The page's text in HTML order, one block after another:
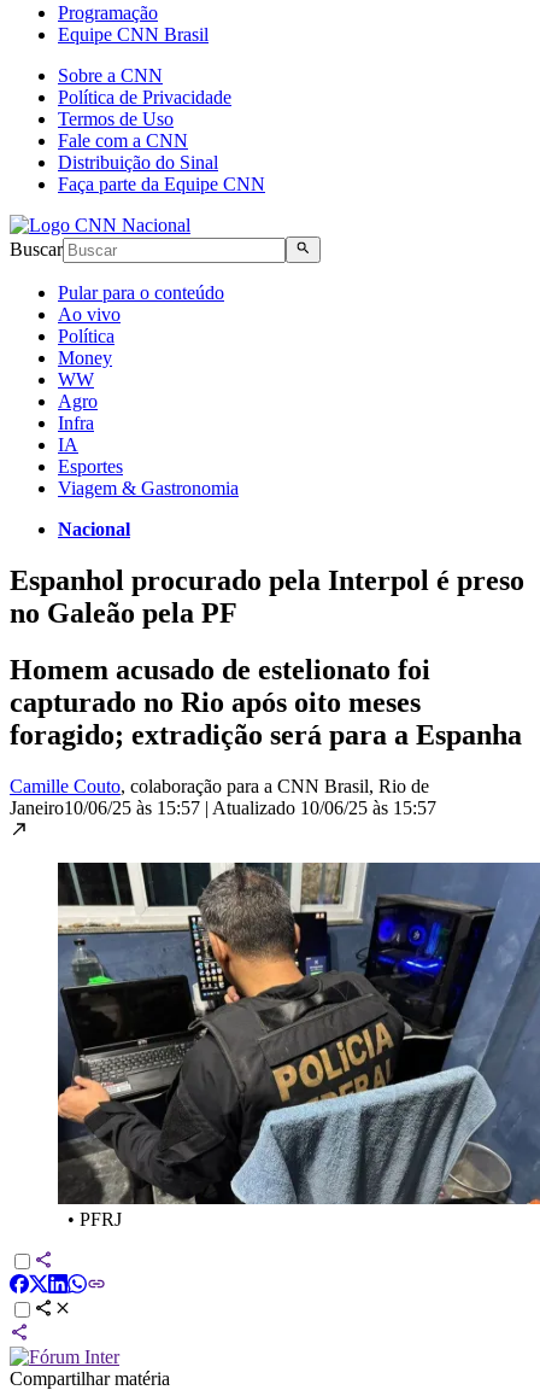
Programação
Equipe CNN Brasil
Sobre a CNN
Política de Privacidade
Termos de Uso
Fale com a CNN
Distribuição do Sinal
Faça parte da Equipe CNN
Buscar
Pular para o conteúdo
Ao vivo
Política
Money
WW
Agro
Infra
IA
Esportes
Viagem & Gastronomia
Nacional
Espanhol procurado pela Interpol é preso
no Galeão pela PF
Homem acusado de estelionato foi
capturado no Rio após oito meses
foragido; extradição será para a Espanha
Camille Couto, colaboração para a CNN Brasil, Rio de
Janeiro10/06/25 às 15:57 | Atualizado 10/06/25 às 15:57
• PFRJ
Compartilhar matéria